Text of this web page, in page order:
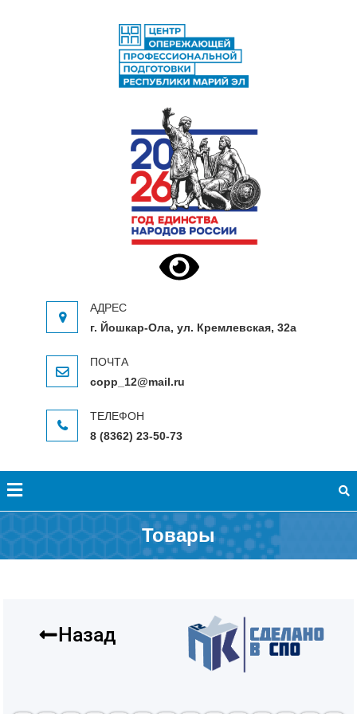
ЦЕНТР ОПЕРЕЖАЮЩЕЙ
Центр опережающей профессиональной
г. Йошкар-Ола, ул. Кремлевская, 32а
copp_12@mail.ru
8 (8362) 23-50-73
Товары
Назад